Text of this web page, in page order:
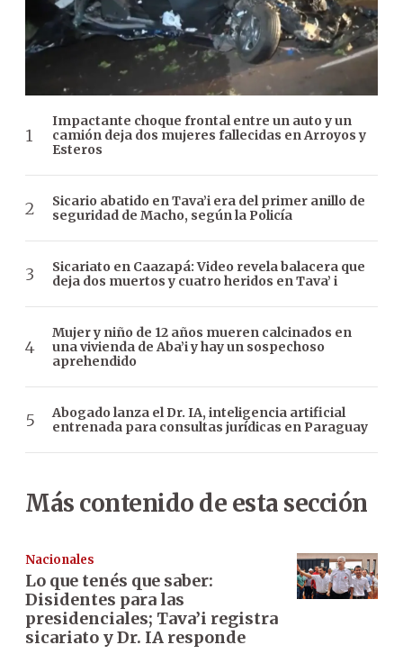
Impactante choque frontal entre un auto y un
camión deja dos mujeres fallecidas en Arroyos y
Esteros
Sicario abatido en Tava’i era del primer anillo de
seguridad de Macho, según la Policía
Sicariato en Caazapá: Video revela balacera que
deja dos muertos y cuatro heridos en Tava’ i
Mujer y niño de 12 años mueren calcinados en
una vivienda de Aba’i y hay un sospechoso
aprehendido
Abogado lanza el Dr. IA, inteligencia artificial
entrenada para consultas jurídicas en Paraguay
Más contenido de esta sección
Nacionales
Lo que tenés que saber:
Disidentes para las
presidenciales; Tava’i registra
sicariato y Dr. IA responde